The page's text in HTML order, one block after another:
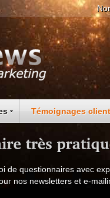
Témoignages
de questionnaires avec
nos newsletters et e-